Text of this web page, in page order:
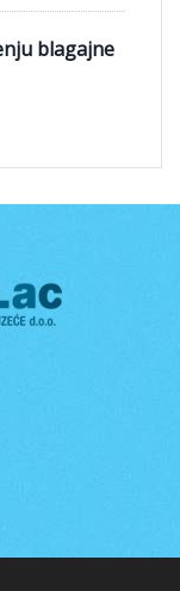
blagajne